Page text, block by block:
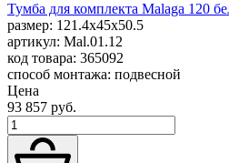
Тумба для комплекта Malaga 120
размер: 121.4x45x50.5
артикул: Mal.01.12
код товара: 365092
способ монтажа: подвесной
Цена
93 857 руб.